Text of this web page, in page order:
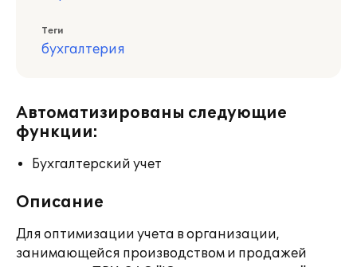
Теги
бухгалтерия
Автоматизированы следующие
функции:
Бухгалтерский учет
Описание
Для оптимизации учета в организации,
занимающейся производством и продажей